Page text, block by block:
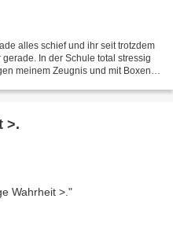
alles schief und ihr seit trotzdem
In der Schule total stressig
meinem Zeugnis und mit Boxen
>.